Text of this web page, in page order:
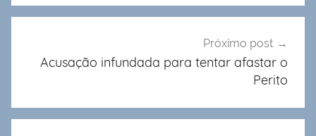
Próximo post
Acusação infundada para tentar afastar o
Perito